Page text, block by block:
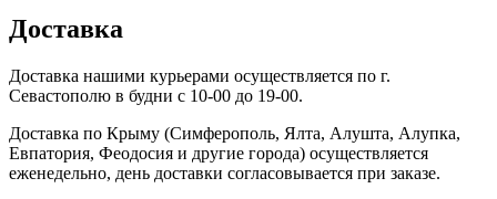
Доставка
Доставка нашими курьерами осуществляется по г.
Севастополю в будни с 10-00 до 19-00.
Доставка по Крыму (Симферополь, Ялта, Алушта, Алупка,
Евпатория, Феодосия и другие города) осуществляется
еженедельно, день доставки согласовывается при заказе.